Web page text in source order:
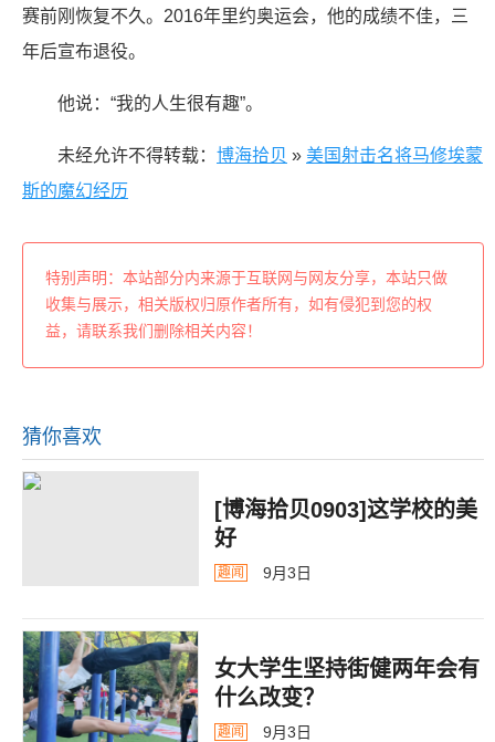
赛前刚恢复不久。2016年里约奥运会，他的成绩不佳，三
年后宣布退役。
他说：“我的人生很有趣”。
未经允许不得转载： 博海拾贝 » 美国射击名将马修埃蒙
斯的魔幻经历
特别声明：本站部分内来源于互联网与网友分享，本站只做
收集与展示，相关版权归原作者所有，如有侵犯到您的权
益，请联系我们删除相关内容！
猜你喜欢
[博海拾贝0903]这学校的美
好
趣闻 9月3日
女大学生坚持街健两年会有
什么改变？
趣闻 9月3日